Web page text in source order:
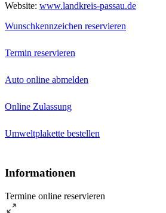
Website: www.landkreis-passau.de
Wunschkennzeichen reservieren
Termin reservieren
Auto online abmelden
Online Zulassung
Umweltplakette bestellen
Informationen
Termine online reservieren